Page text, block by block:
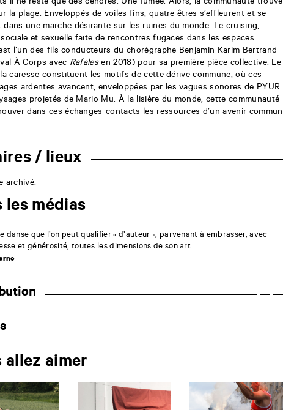
il ne reste que des cendres. Une fumée. Alors, la communauté trouve
la plage. Enveloppés de voiles fins, quatre êtres s’effleurent et se
dans une marche désirante sur les ruines du monde. Le cruising,
et sexuelle faite de rencontres fugaces dans les espaces
l’un des fils conducteurs du chorégraphe Benjamin Karim Bertrand
À Corps avec Rafalesen 2018) pour sa première pièce collective. Le
caresse constituent les motifs de cette dérive commune, où ces
ardentes avancent, enveloppées par les vagues sonores de PYUR
projetés de Mario Mu. À la lisière du monde, cette communauté
dans ces échanges-contacts les ressources d’un avenir commun
/ lieux
archivé.
les médias
danse que l’on peut qualifier « d’auteur », parvenant à embrasser, avec
et générosité, toutes les dimensions de son art.
allez aimer